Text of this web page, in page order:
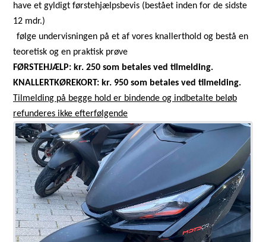
have et gyldigt førstehjælpsbevis (bestået inden for de sidste
12 mdr.)
følge undervisningen på et af vores knallerthold og bestå en
teoretisk og en praktisk prøve
FØRSTEHJÆLP: kr. 250 som betales ved tilmelding.
KNALLERTKØREKORT: kr. 950 som betales ved tilmelding.
Tilmelding på begge hold er bindende og indbetalte beløb
refunderes ikke efterfølgende